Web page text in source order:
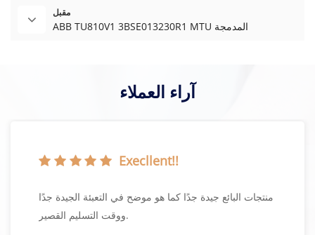
مقبل
ABB TU810V1 3BSE013230R1 MTU المدمجة
آراء العملاء
Execllent!!
منتجات البائع جيدة جدًا كما هو موضح في التعبئة الجيدة جدًا
ووقت التسليم القصير.